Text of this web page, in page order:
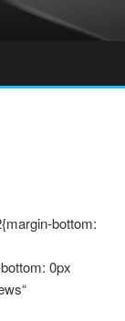
bottom:
0px